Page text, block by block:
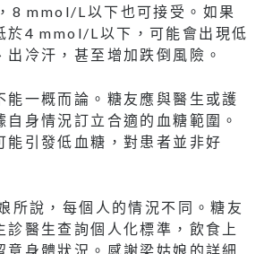
8 mmol/L以下也可接受。如果
於4 mmol/L以下，可能會出現低
出冷汗，甚至增加跌倒風險。
能一概而論。糖友應與醫生或護
身情況訂立合適的血糖範圍。
能引發低血糖，對患者並非好
所說，每個人的情況不同。糖友
診醫生查詢個人化標準，飲食上
意身體狀況。感謝梁姑娘的詳細